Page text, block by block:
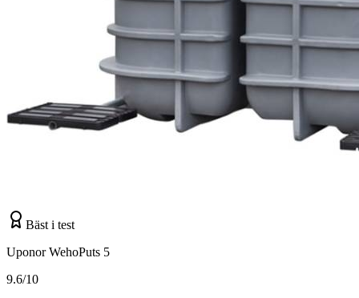
Bäst i test
Uponor WehoPuts 5
9.6/10